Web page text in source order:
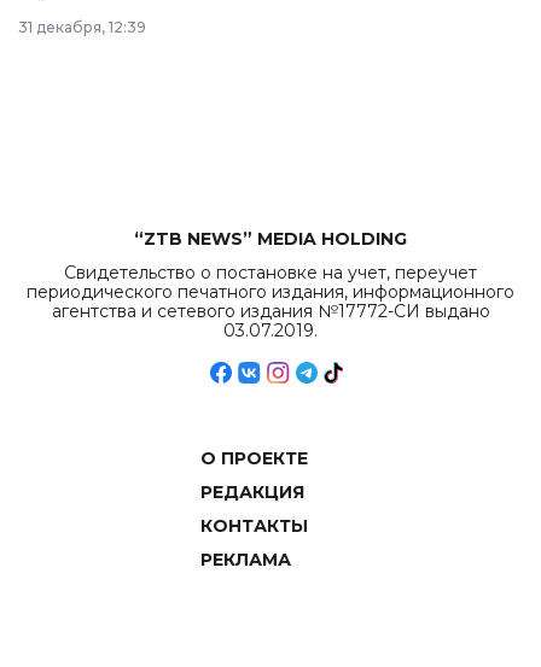
в Астане из
республиканского
31 декабря, 12:39
“ZTB NEWS” MEDIA HOLDING
Свидетельство о постановке на учет, переучет
периодического печатного издания, информационного
агентства и сетевого издания №17772-СИ выдано
03.07.2019.
О ПРОЕКТЕ
РЕДАКЦИЯ
КОНТАКТЫ
РЕКЛАМА